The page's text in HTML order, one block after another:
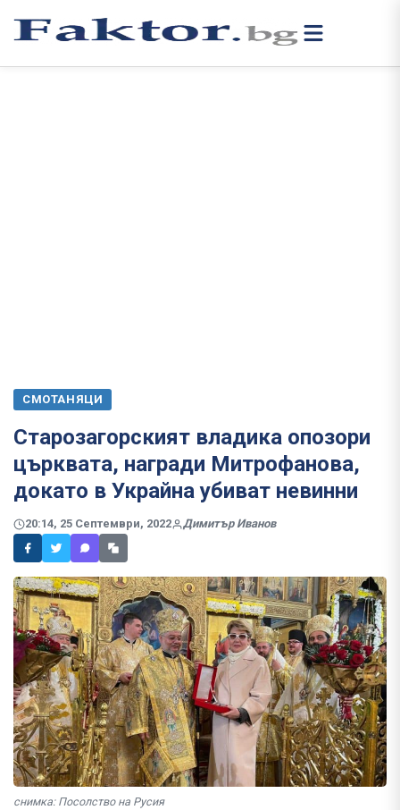
СМОТАНЯЦИ
Старозагорският владика опозори
църквата, награди Митрофанова,
докато в Украйна убиват невинни
20:14, 25 Септември, 2022 Димитър Иванов
снимка: Посолство на Русия